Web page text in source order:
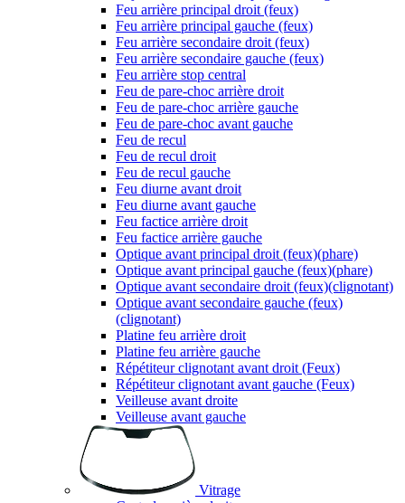
Feu arrière principal droit (feux)
Feu arrière principal gauche (feux)
Feu arrière secondaire droit (feux)
Feu arrière secondaire gauche (feux)
Feu arrière stop central
Feu de pare-choc arrière droit
Feu de pare-choc arrière gauche
Feu de pare-choc avant gauche
Feu de recul
Feu de recul droit
Feu de recul gauche
Feu diurne avant droit
Feu diurne avant gauche
Feu factice arrière droit
Feu factice arrière gauche
Optique avant principal droit (feux)(phare)
Optique avant principal gauche (feux)(phare)
Optique avant secondaire droit (feux)(clignotant)
Optique avant secondaire gauche (feux)
(clignotant)
Platine feu arrière droit
Platine feu arrière gauche
Répétiteur clignotant avant droit (Feux)
Répétiteur clignotant avant gauche (Feux)
Veilleuse avant droite
Veilleuse avant gauche
Vitrage